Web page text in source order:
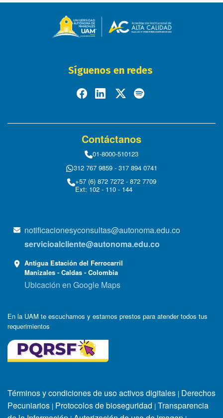
Síguenos en redes
Contáctanos
01-8000-510123
312 767 9859 - 317 894 0741
+57 (6) 872 7272 - 872 7709
Ext: 102 - 110 - 144
notificacionesyconsultas@autonoma.edu.co
servicioalcliente@autonoma.edu.co
Antigua Estación del Ferrocarril
Manizales - Caldas - Colombia
Ubicación en Google Maps
En la UAM te escuchamos y estamos prestos para atender todos tus
requerimientos
Términos y condiciones de uso activos digitales | Derechos
Pecuniarios | Protocolos de bioseguridad | Transparencia